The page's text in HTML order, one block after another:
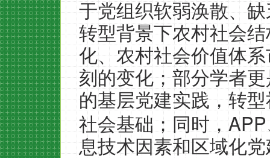
于党组织软弱涣散、
转型背景下农村社会
化、农村社会价值体
刻的变化；部分学者
的基层党建实践，转
社会基础；同时，APP
息技术因素和区域化